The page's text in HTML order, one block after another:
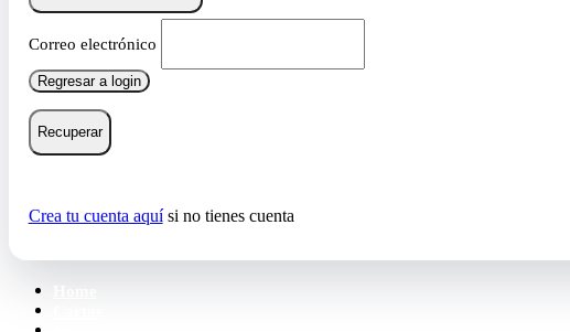
Correo electrónico
Regresar a login
Recuperar
Crea tu cuenta aquísi no tienes cuenta